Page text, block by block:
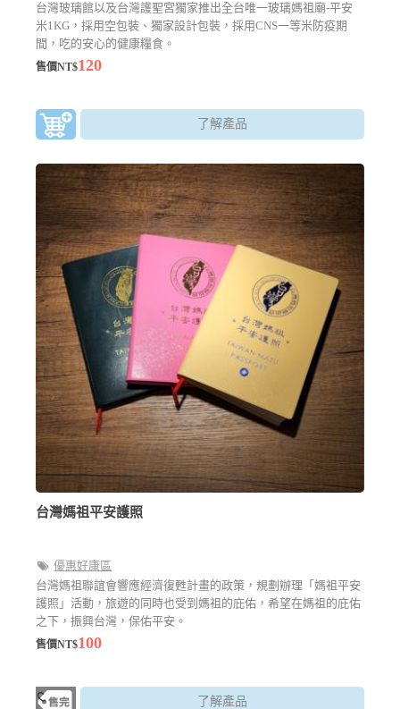
台灣玻璃館以及台灣護聖宮獨家推出全台唯一玻璃媽祖廟-平安
米1KG，採用空包裝、獨家設計包裝，採用CNS一等米防疫期
間，吃的安心的健康糧食。
售價NT$120
了解產品
台灣媽祖平安護照
優惠好康區
台灣媽祖聯誼會響應經濟復甦計畫的政策，規劃辦理「媽祖平安
護照」活動，旅遊的同時也受到媽祖的庇佑，希望在媽祖的庇佑
之下，振興台灣，保佑平安。
售價NT$100
了解產品